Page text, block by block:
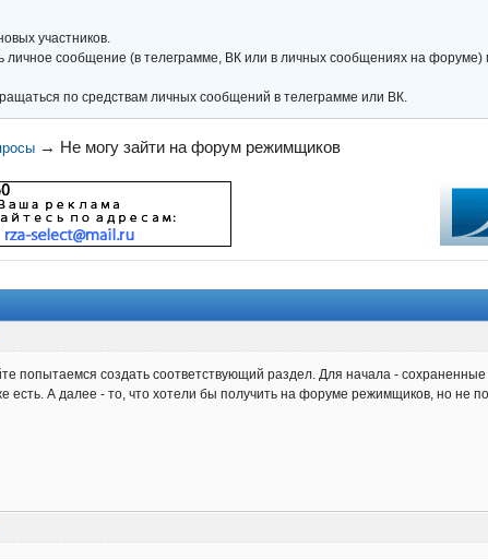
участников.
личное сообщение (в телеграмме, ВК или в личных сообщениях на
по средствам личных сообщений в телеграмме или ВК.
→ Не могу зайти на форум режимщиков
попытаемся создать соответствующий раздел. Для начала -
есть. А далее - то, что хотели бы получить на форуме режимщиков, но не